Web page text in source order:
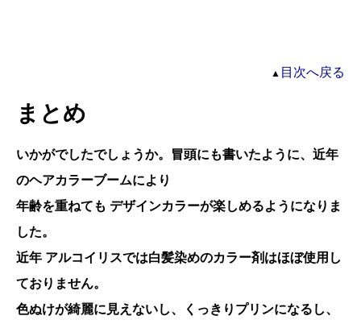
▲ 目次へ戻る
まとめ
いかがでしたでしょうか。冒頭にも書いたように、近年
のヘアカラーブームにより
年齢を重ねても デザインカラーが楽しめるようになりま
した。
近年 アルコイリスでは白髪染めのカラー剤はほぼ使用し
ておりません。
色ぬけが綺麗に見えないし、くっきりプリンになるし、